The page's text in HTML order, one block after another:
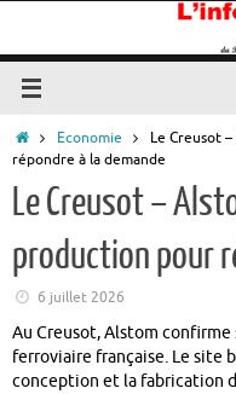
contenu
AccueilEconomie
Le Creusot
répondre à la demande
Le Creusot –
production pour
6 juillet 2026
Au Creusot, Alstom
ferroviaire française. Le site
conception et la fabrication